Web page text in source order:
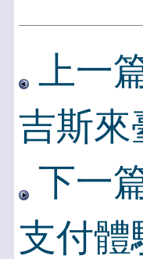
上一
吉斯來
下一
支付體